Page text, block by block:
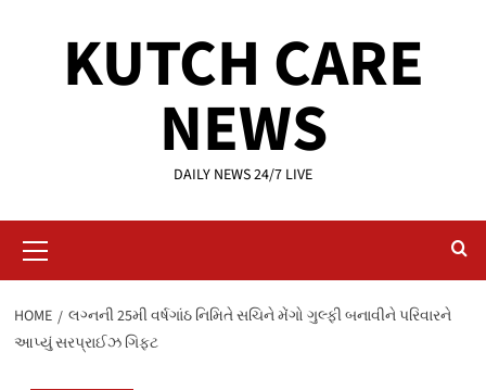
KUTCH CARE
NEWS
DAILY NEWS 24/7 LIVE
Menu
HOME
લગ્નની 25મી વર્ષગાંઠ નિમિતે સચિને મેંગો ગુલ્ફી બનાવીને પરિવારને
આપ્યું સરપ્રાઈઝ ગિફ્ટ